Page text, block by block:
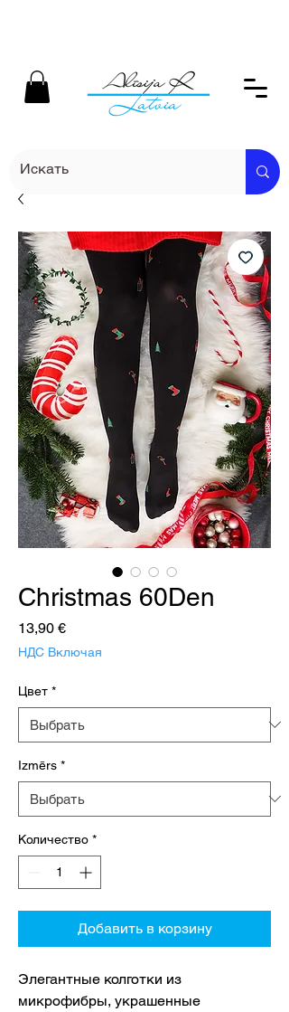
Christmas 60Den
13,90 €Цена
НДС Включая
Цвет *
Izmērs *
Количество *
Добавить в корзину
Элегантные колготки из
микрофибры, украшенные